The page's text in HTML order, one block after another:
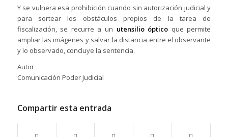
Y se vulnera esa prohibición cuando sin autorización judicial y
para sortear los obstáculos propios de la tarea de
fiscalización, se recurre a un utensilio óptico que permite
ampliar las imágenes y salvar la distancia entre el observante
y lo observado, concluye la sentencia.
Autor
Comunicación Poder Judicial
Compartir esta entrada